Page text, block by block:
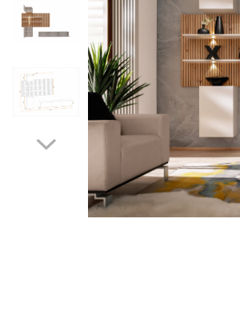
Rafturi/ etajere carti
Scaune living/dining
Set mobilier Living
Seturi masa +scaune
dining
Tabureti
Suporturi si tavi
Chiuvete bucatarie